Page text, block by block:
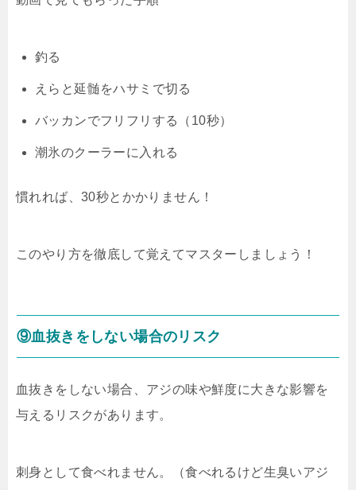
釣る
えらと延髄をハサミで切る
バッカンでフリフリする（10秒）
潮氷のクーラーに入れる
慣れれば、30秒とかかりません！
このやり方を徹底して覚えてマスターしましょう！
⑨血抜きをしない場合のリスク
血抜きをしない場合、アジの味や鮮度に大きな影響を
与えるリスクがあります。
刺身として食べれません。（食べれるけど生臭いアジ